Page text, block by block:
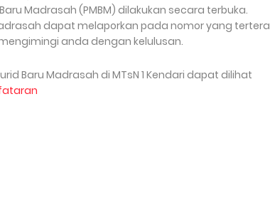
Madrasah (PMBM) dilakukan secara terbuka.
dapat melaporkan pada nomor yang tertera
anda dengan kelulusan.
Baru Madrasah di MTsN 1 Kendari dapat dilihat